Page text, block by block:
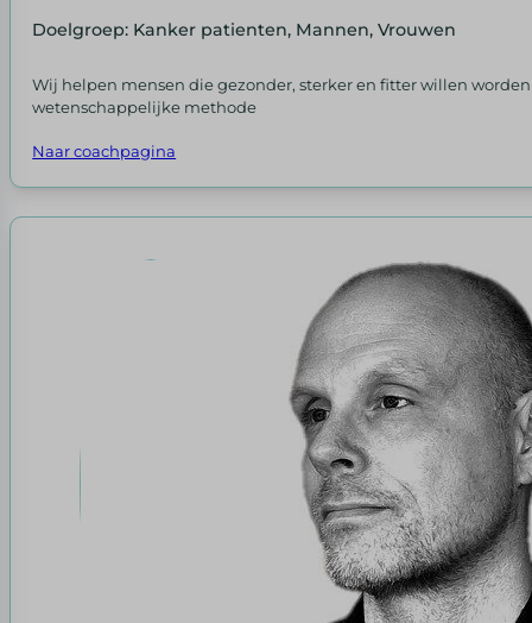
Doelgroep: Kanker patienten, Mannen, Vrouwen
Wij helpen mensen die gezonder, sterker en fitter willen
wetenschappelijke methode
Naar coachpagina